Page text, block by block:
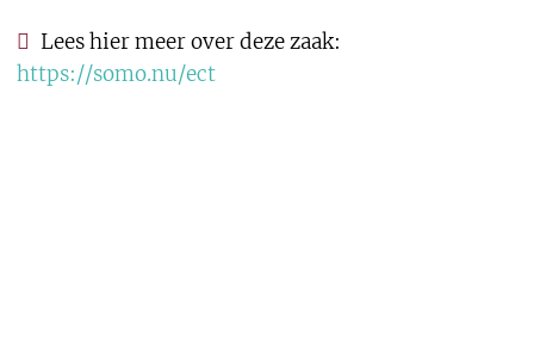
Lees hier meer over deze zaak:
https://somo.nu/ect